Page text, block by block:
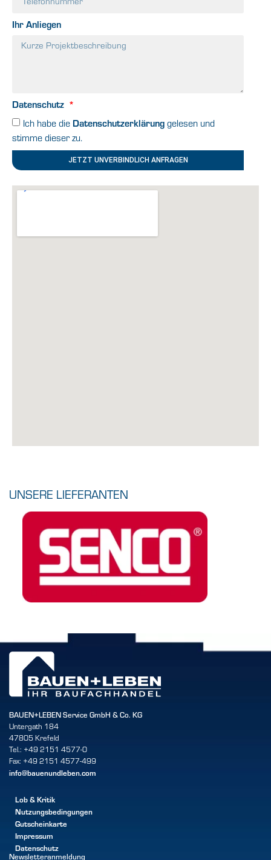
Ihr Anliegen
Datenschutz
Ich habe die Datenschutzerklärung gelesen und
stimme dieser zu.
JETZT UNVERBINDLICH ANFRAGEN
UNSERE LIEFERANTEN
BAUEN+LEBEN Service GmbH & Co. KG
Untergath 184
47805 Krefeld
Tel.: +49 2151 4577-0
Fax: +49 2151 4577-499
info@bauenundleben.com
Lob & Kritik
Nutzungsbedingungen
Gutscheinkarte
Impressum
Datenschutz
Newsletteranmeldung